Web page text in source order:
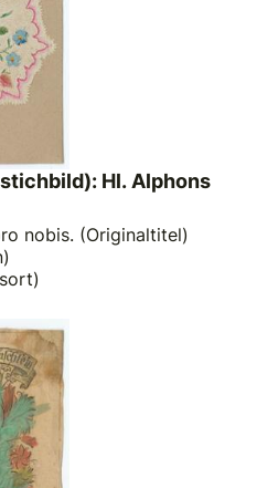
Hl. Alphons
nobis. (Originaltitel)